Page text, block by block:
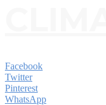
Facebook
Twitter
Pinterest
WhatsApp